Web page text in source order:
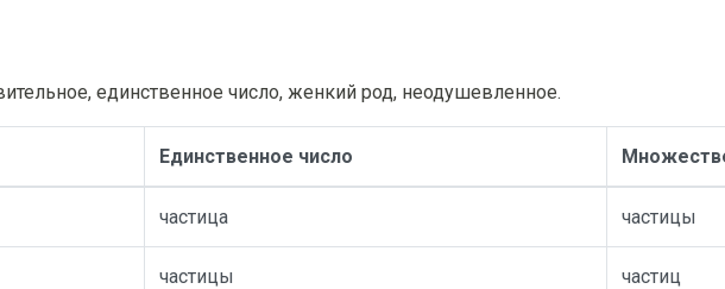
единственное число, женкий род, неодушевленное.
Единственное число
частица частицы
частицы частиц